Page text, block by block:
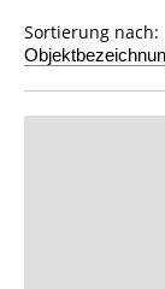
Sortierung nach: